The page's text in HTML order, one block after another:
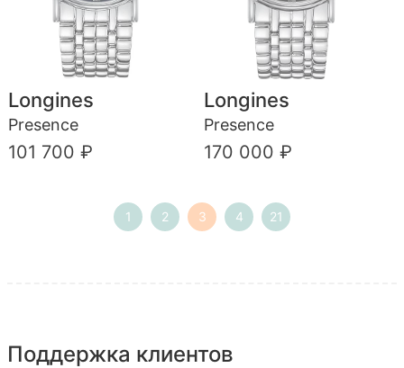
Longines
Presence
101 700 ₽
Longines
Presence
170 000 ₽
1 2 3 4 21
Поддержка клиентов